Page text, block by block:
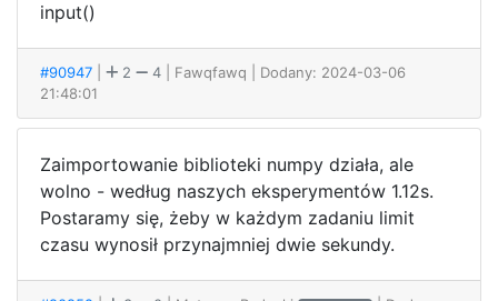
input()
#90947 2 4 | Fawqfawq
| Dodany: 2024-03-06
21:48:01
Zaimportowanie biblioteki numpy działa, ale
wolno - według naszych eksperymentów 1.12s.
Postaramy się, żeby w każdym zadaniu limit
czasu wynosił przynajmniej dwie sekundy.